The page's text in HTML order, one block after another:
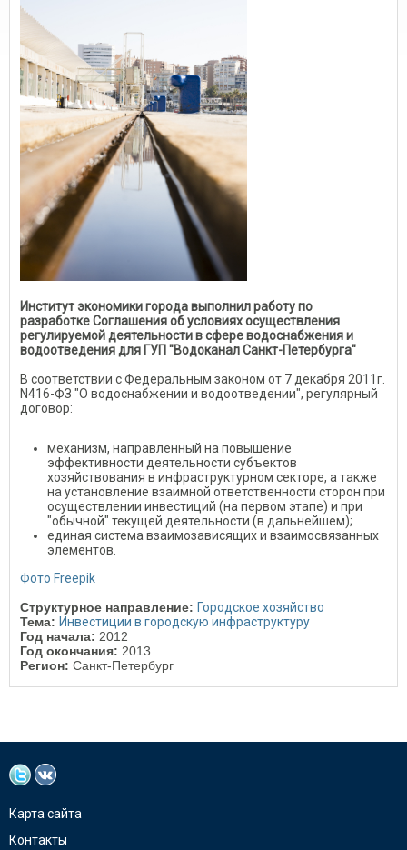
Институт экономики города выполнил работу по
разработке Соглашения об условиях осуществления
регулируемой деятельности в сфере водоснабжения и
водоотведения для ГУП "Водоканал Санкт-Петербурга"
В соответствии с Федеральным законом от 7 декабря 2011г.
N416-ФЗ "О водоснабжении и водоотведении", регулярный
договор:
механизм, направленный на повышение
эффективности деятельности субъектов
хозяйствования в инфраструктурном секторе, а также
на установление взаимной ответственности сторон при
осуществлении инвестиций (на первом этапе) и при
"обычной" текущей деятельности (в дальнейшем);
единая система взаимозависящих и взаимосвязанных
элементов.
Фото Freepik
Структурное направление: Городское хозяйство
Тема: Инвестиции в городскую инфраструктуру
Год начала: 2012
Год окончания: 2013
Регион: Санкт-Петербург
Карта сайта
Контакты